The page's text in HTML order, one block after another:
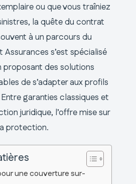
ou que vous traîniez
la quête du contrat
à un parcours du
s’est spécialisé
proposant des solutions
de s’adapter aux profils
garanties classiques et
juridique, l’offre mise sur
protection.
une couverture sur-